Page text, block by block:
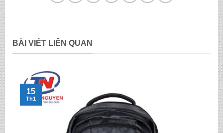
BÀI VIẾT LIÊN QUAN
15
Th1